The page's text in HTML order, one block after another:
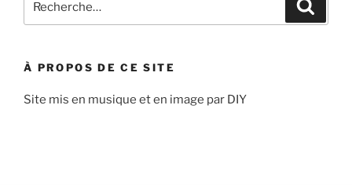
pour
À PROPOS DE CE SITE
Site mis en musique et en image par DIY